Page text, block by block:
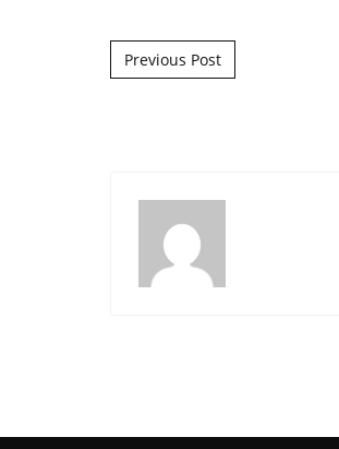
Post navigation
Previous Post